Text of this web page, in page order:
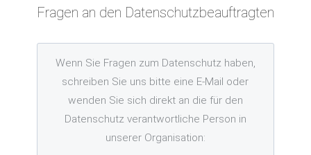
Fragen an den Datenschutzbeauftragten
Wenn Sie Fragen zum Datenschutz haben,
schreiben Sie uns bitte eine E-Mail oder
wenden Sie sich direkt an die für den
Datenschutz verantwortliche Person in
unserer Organisation: